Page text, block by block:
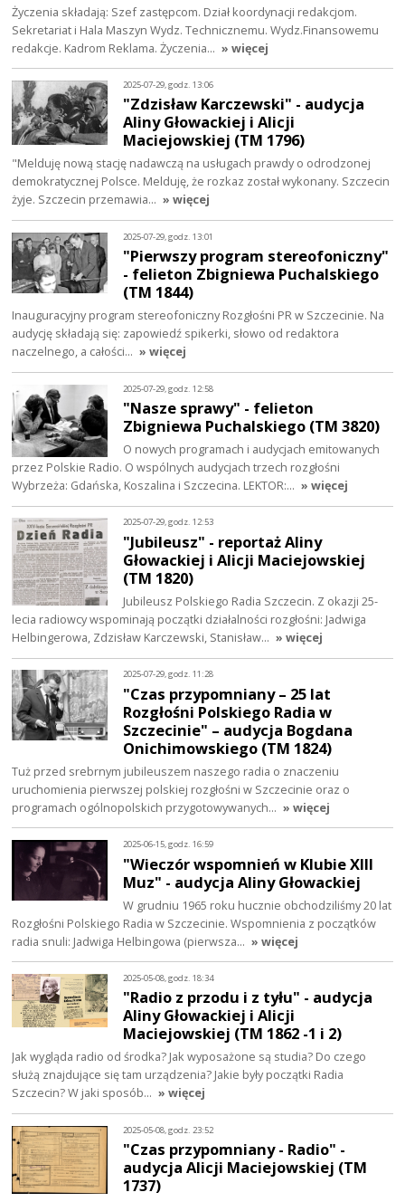
Życzenia składają: Szef zastępcom. Dział koordynacji redakcjom.
Sekretariat i Hala Maszyn Wydz. Technicznemu. Wydz.Finansowemu
redakcje. Kadrom Reklama. Życzenia… » więcej
2025-07-29, godz. 13:06
"Zdzisław Karczewski" - audycja
Aliny Głowackiej i Alicji
Maciejowskiej (TM 1796)
"Melduję nową stację nadawczą na usługach prawdy o odrodzonej
demokratycznej Polsce. Melduję, że rozkaz został wykonany. Szczecin
żyje. Szczecin przemawia… » więcej
2025-07-29, godz. 13:01
"Pierwszy program stereofoniczny"
- felieton Zbigniewa Puchalskiego
(TM 1844)
Inauguracyjny program stereofoniczny Rozgłośni PR w Szczecinie. Na
audycję składają się: zapowiedź spikerki, słowo od redaktora
naczelnego, a całości… » więcej
2025-07-29, godz. 12:58
"Nasze sprawy" - felieton
Zbigniewa Puchalskiego (TM 3820)
O nowych programach i audycjach emitowanych
przez Polskie Radio. O wspólnych audycjach trzech rozgłośni
Wybrzeża: Gdańska, Koszalina i Szczecina. LEKTOR:… » więcej
2025-07-29, godz. 12:53
"Jubileusz" - reportaż Aliny
Głowackiej i Alicji Maciejowskiej
(TM 1820)
Jubileusz Polskiego Radia Szczecin. Z okazji 25-
lecia radiowcy wspominają początki działalności rozgłośni: Jadwiga
Helbingerowa, Zdzisław Karczewski, Stanisław… » więcej
2025-07-29, godz. 11:28
"Czas przypomniany – 25 lat
Rozgłośni Polskiego Radia w
Szczecinie" – audycja Bogdana
Onichimowskiego (TM 1824)
Tuż przed srebrnym jubileuszem naszego radia o znaczeniu
uruchomienia pierwszej polskiej rozgłośni w Szczecinie oraz o
programach ogólnopolskich przygotowywanych… » więcej
2025-06-15, godz. 16:59
"Wieczór wspomnień w Klubie XIII
Muz" - audycja Aliny Głowackiej
W grudniu 1965 roku hucznie obchodziliśmy 20 lat
Rozgłośni Polskiego Radia w Szczecinie. Wspomnienia z początków
radia snuli: Jadwiga Helbingowa (pierwsza… » więcej
2025-05-08, godz. 18:34
"Radio z przodu i z tyłu" - audycja
Aliny Głowackiej i Alicji
Maciejowskiej (TM 1862 -1 i 2)
Jak wygląda radio od środka? Jak wyposażone są studia? Do czego
służą znajdujące się tam urządzenia? Jakie były początki Radia
Szczecin? W jaki sposób… » więcej
2025-05-08, godz. 23:52
"Czas przypomniany - Radio" -
audycja Alicji Maciejowskiej (TM
1737)